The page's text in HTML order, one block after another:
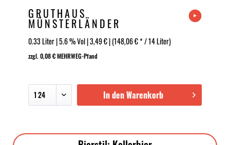
GRUTHAUS
MÜNSTERLÄNDER
0.33 Liter | 5.6 % Vol | 3,49 € | (148,06 € * / 14 Liter)
zzgl. 0,08 € MEHRWEG-Pfand
In den Warenkorb